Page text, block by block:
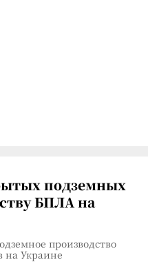
подземных
БПЛА на
производство
на Украине